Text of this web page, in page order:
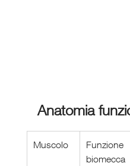
Anatomia
Muscolo
Funzione
biomecca